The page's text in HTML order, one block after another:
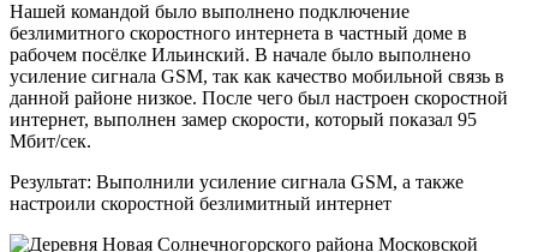
Нашей командой было выполнено подключение
безлимитного скоростного интернета в частный доме в
рабочем посёлке Ильинский. В начале было выполнено
усиление сигнала GSM, так как качество мобильной связь в
данной районе низкое. После чего был настроен скоростной
интернет, выполнен замер скорости, который показал 95
Мбит/сек.
Результат: Выполнили усиление сигнала GSM, а также
настроили скоростной безлимитный интернет